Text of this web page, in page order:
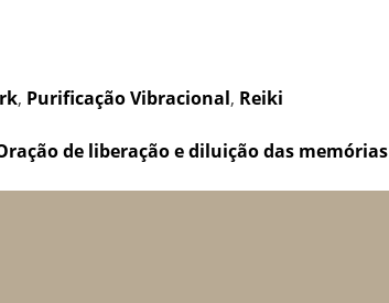
, Purificação Vibracional, Reiki
de liberação e diluição das memórias